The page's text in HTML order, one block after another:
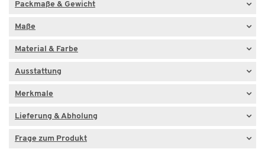
Packmaße & Gewicht
Maße
Material & Farbe
Ausstattung
Merkmale
Lieferung & Abholung
Frage zum Produkt